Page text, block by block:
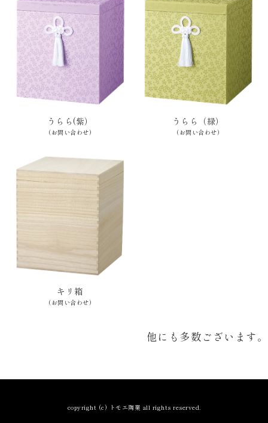
うらら(紫）
(お問い合わせ)
うらら（緑）
(お問い合わせ)
キリ箱
(お問い合わせ)
他にも多数ございます。
copyright (c) トモエ陶業 all rights reserved.